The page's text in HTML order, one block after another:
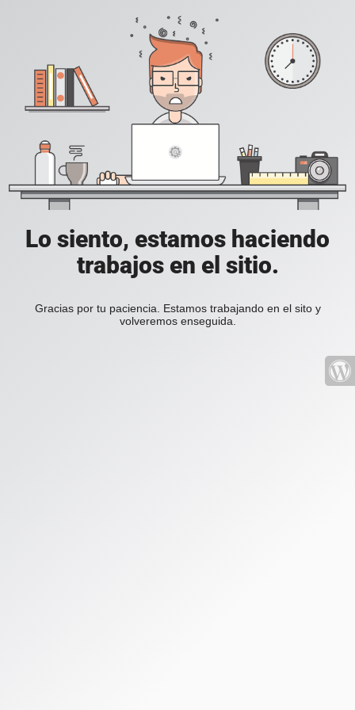
Lo siento, estamos haciendo
trabajos en el sitio.
Gracias por tu paciencia. Estamos trabajando en el sito y
volveremos enseguida.